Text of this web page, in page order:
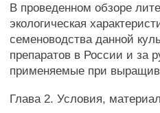
В проведенном обзоре
экологическая
семеноводства данной
препаратов в России и за
применяемые при
Глава 2. Условия,